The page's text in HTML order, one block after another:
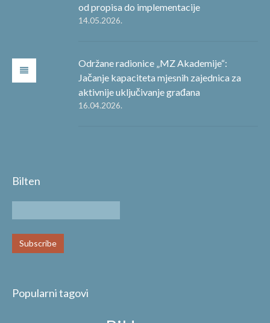
od propisa do implementacije
14.05.2026.
Održane radionice „MZ Akademije“:
Jačanje kapaciteta mjesnih zajednica za
aktivnije uključivanje građana
16.04.2026.
Bilten
Popularni tagovi